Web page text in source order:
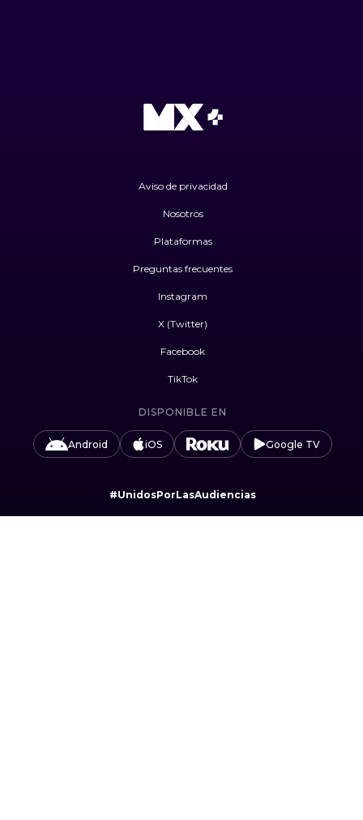
Aviso de privacidad
Nosotros
Plataformas
Preguntas frecuentes
Instagram
X (Twitter)
Facebook
TikTok
DISPONIBLE EN
Android iOS Google TV
#UnidosPorLasAudiencias